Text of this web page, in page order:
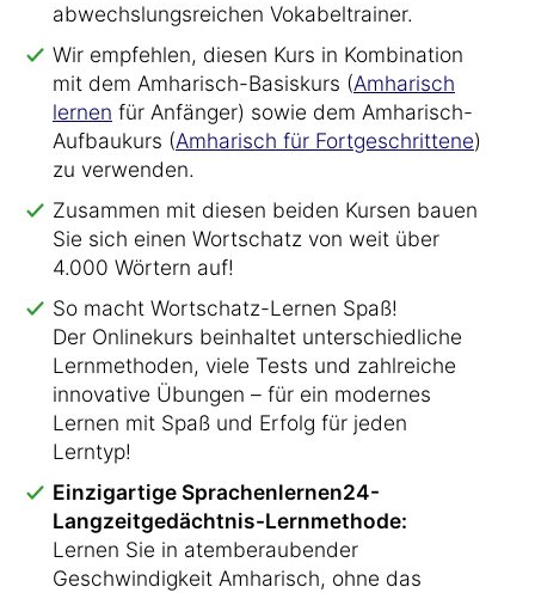
abwechslungsreichen Vokabeltrainer.
Wir empfehlen, diesen Kurs in Kombination
mit dem Amharisch-Basiskurs (Amharisch
lernen für Anfänger) sowie dem Amharisch-
Aufbaukurs (Amharisch für Fortgeschrittene)
zu verwenden.
Zusammen mit diesen beiden Kursen bauen
Sie sich einen Wortschatz von weit über
4.000 Wörtern auf!
So macht Wortschatz-Lernen Spaß!
Der Onlinekurs beinhaltet unterschiedliche
Lernmethoden, viele Tests und zahlreiche
innovative Übungen – für ein modernes
Lernen mit Spaß und Erfolg für jeden
Lerntyp!
Einzigartige Sprachenlernen24-
Langzeitgedächtnis-Lernmethode:
Lernen Sie in atemberaubender
Geschwindigkeit Amharisch, ohne das